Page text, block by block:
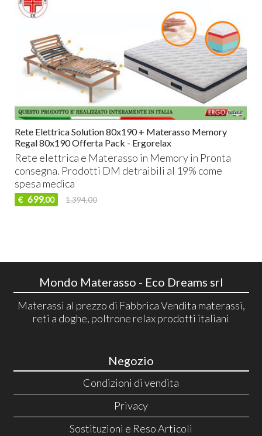
Rete Elettrica Solution 80x190 + Materasso Memory
Regal 80x190 Offerta Pack - Ergorelax
Rete elettrica e Materasso in Memory in Pronta
consegna. Prodotti DM detraibili al 19% come
spesa medica
€ 699,00 1.394,00
Mondo Materasso - Eco Dreams srl
Materassi al prezzo di Fabbrica Vendita materassi,
reti a doghe, poltrone relax prodotti italiani
Negozio
Condizioni di vendita
Privacy
Sostituzioni e Reso Articoli